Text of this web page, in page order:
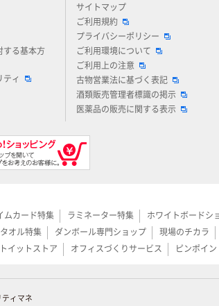
する基本方
ティ
サイトマップ
ご利用規約
プライバシーポリシー
ご利用環境について
ご利用上の注意
古物営業法に基づく表記
酒類販売管理者標識の掲示
医薬品の販売に関する表示
ムカード特集 ラミネーター特集 ホワイトボードシ
タオル特集
ダンボール専門ショップ 現場のチカラ
イットストア
オフィスづくりサービス ピンポイ
ィマネ